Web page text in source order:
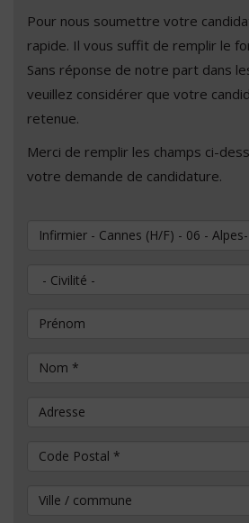
Pour nous soumettre votre
rapide. Il vous suffit de remplir le
Sans réponse de notre part dans
veuillez considérer que votre
retenue.
Merci de remplir les champs ci-
votre demande de candidature.
Vous souhaitez postuler au
Civilité
Prénom
Nom*
Adresse
Code Postal *
Ville / commune